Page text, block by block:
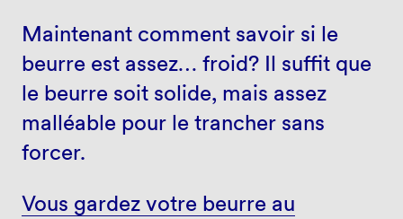
Maintenant comment savoir si le
beurre est assez… froid? Il suffit que
le beurre soit solide, mais assez
malléable pour le trancher sans
forcer.
Vous gardez votre beurre au